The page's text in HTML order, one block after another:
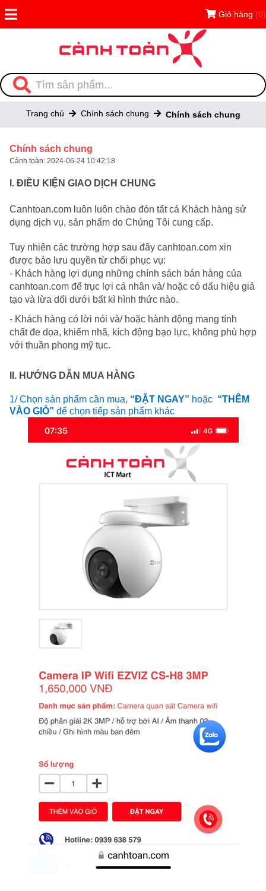
Giỏ hàng (0)
Trang chủ Chính sách chung Chính sách chung
Chính sách chung
Cảnh toàn: 2024-06-24 10:42:18
I. ĐIỀU KIỆN GIAO DỊCH CHUNG
Canhtoan.com luôn luôn chào đón tất cả Khách hàng sử
dụng dịch vụ, sản phẩm do Chúng Tôi cung cấp.
Tuy nhiên các trường hợp sau đây canhtoan.com xin
được bảo lưu quyền từ chối phục vụ:
- Khách hàng lợi dụng những chính sách bán hàng của
canhtoan.com để trục lợi cá nhân và/ hoặc có dấu hiệu giả
tạo và lừa dối dưới bất kì hình thức nào.
- Khách hàng có lời nói và/ hoặc hành động mang tính
chất đe dọa, khiếm nhã, kích động bạo lực, không phù hợp
với thuần phong mỹ tục.
II. HƯỚNG DẪN MUA HÀNG
1/ Chọn sản phẩm cần mua, “ĐẶT NGAY” hoặc “THÊM
VÀO GIỎ” để chọn tiếp sản phẩm khác